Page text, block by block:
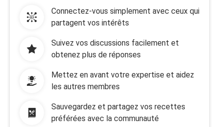
Connectez-vous simplement avec ceux qui
partagent vos intérêts
Suivez vos discussions facilement et
obtenez plus de réponses
Mettez en avant votre expertise et aidez
les autres membres
Sauvegardez et partagez vos recettes
préférées avec la communauté